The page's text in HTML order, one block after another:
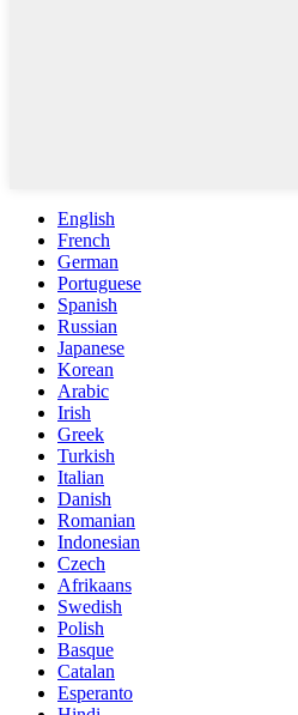
English
French
German
Portuguese
Spanish
Russian
Japanese
Korean
Arabic
Irish
Greek
Turkish
Italian
Danish
Romanian
Indonesian
Czech
Afrikaans
Swedish
Polish
Basque
Catalan
Esperanto